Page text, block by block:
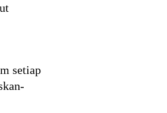
setiap